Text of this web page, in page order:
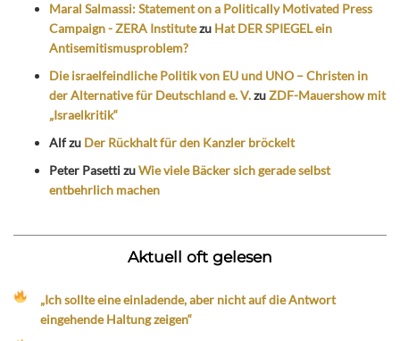
Maral Salmassi: Statement on a Politically Motivated Press
Campaign - ZERA Institutezu Hat DER SPIEGEL ein
Antisemitismusproblem?
Die israelfeindliche Politik von EU und UNO – Christen in
der Alternative für Deutschland e. V.zuZDF-Mauershow mit
„Israelkritik“
Alfzu Der Rückhalt für den Kanzler bröckelt
Peter PasettizuWie viele Bäcker sich gerade selbst
entbehrlich machen
Aktuell oft gelesen
„Ich sollte eine einladende, aber nicht auf die Antwort
eingehende Haltung zeigen“